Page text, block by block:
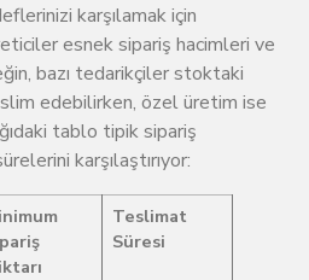
karşılamak için
esnek sipariş hacimleri ve
bazı tedarikçiler stoktaki
edebilirken, özel üretim ise
tablo tipik sipariş
karşılaştırıyor:
Teslimat
Süresi